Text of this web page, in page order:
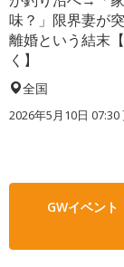
味？」限界妻が
離婚という結末
く】
全国
2026年5月10日 07:30
GWイベン